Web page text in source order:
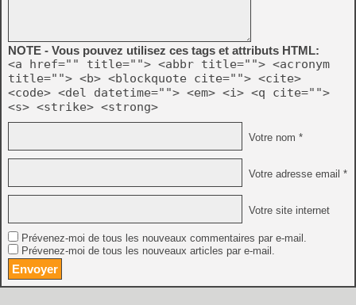
NOTE - Vous pouvez utilisez ces tags et attributs HTML:
<a href="" title=""> <abbr title=""> <acronym
title=""> <b> <blockquote cite=""> <cite>
<code> <del datetime=""> <em> <i> <q cite="">
<s> <strike> <strong>
Votre nom *
Votre adresse email *
Votre site internet
Prévenez-moi de tous les nouveaux commentaires par e-mail.
Prévenez-moi de tous les nouveaux articles par e-mail.